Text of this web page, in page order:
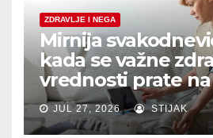
ZDRAVLJE I NEGA
Mirnija
kada se važne
vrednosti prate
JUL 27, 2026 STIJAK